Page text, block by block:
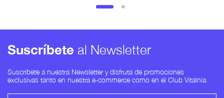
Suscríbete al Newsletter
Suscríbete a nuestra Newsletter y disfruta de promociones
exclusivas tanto en nuestra e-commerce como en el Club Vitalnia.